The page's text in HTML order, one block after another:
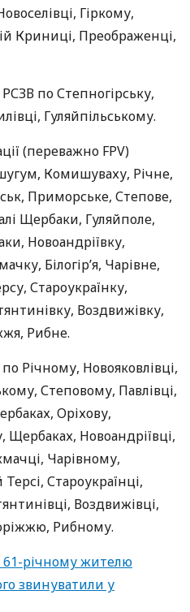
Гіркому,
Криниці, Преображенці,
РСЗВ по Степногірську,
Гуляйпільському.
(переважно FPV)
Комишуваху, Річне,
Приморське, Степове,
Щербаки, Гуляйполе,
Новоандріївку,
Білогір’я, Чарівне,
Староукраїнку,
Воздвижівку,
Рибне.
Річному, Новояковлівці,
Степовому, Павлівці,
Оріхову,
Новоандріївці,
Чарівному,
Староукраїнці,
Воздвижівці,
Рибному.
річному жителю
звинуватили у